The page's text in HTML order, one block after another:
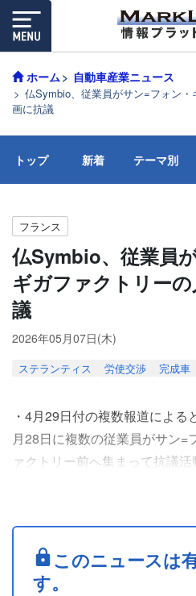
ホーム 自動車産業ニュース
仏Symbio、従業員がサン=フォン
画に抗議
トップ 新着 テーマ別
フランス
仏Symbio、従業員
ギガファクトリー
議
2026年05月07日(木)
ステランティス 労使交渉 完成車
・4月29日付の複数報道によ
月28日に複数の従業員がサン=
ァクトリー前へ集まって抗議
・従業員は労使協議会主導に
り、今回の抗議は2025年12月
目のものとなる。同計画では
このニュースは
す。